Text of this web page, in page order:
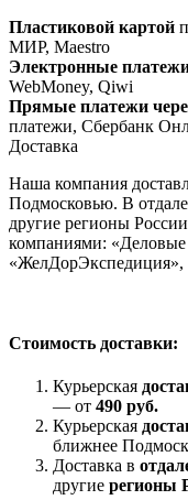
Пластиковой картой
МИР, Maestrо
Электронные
WebMoney, Qiwi
Прямые платежи
платежи, Сбербанк
Доставка
Наша компания
Подмосковью. В
другие регионы
компаниями:
«ЖелДорЭкспедиция»,
Стоимость доставки:
Курьерская
— от 490 руб.
Курьерская
ближнее
Доставка в
другие регионы